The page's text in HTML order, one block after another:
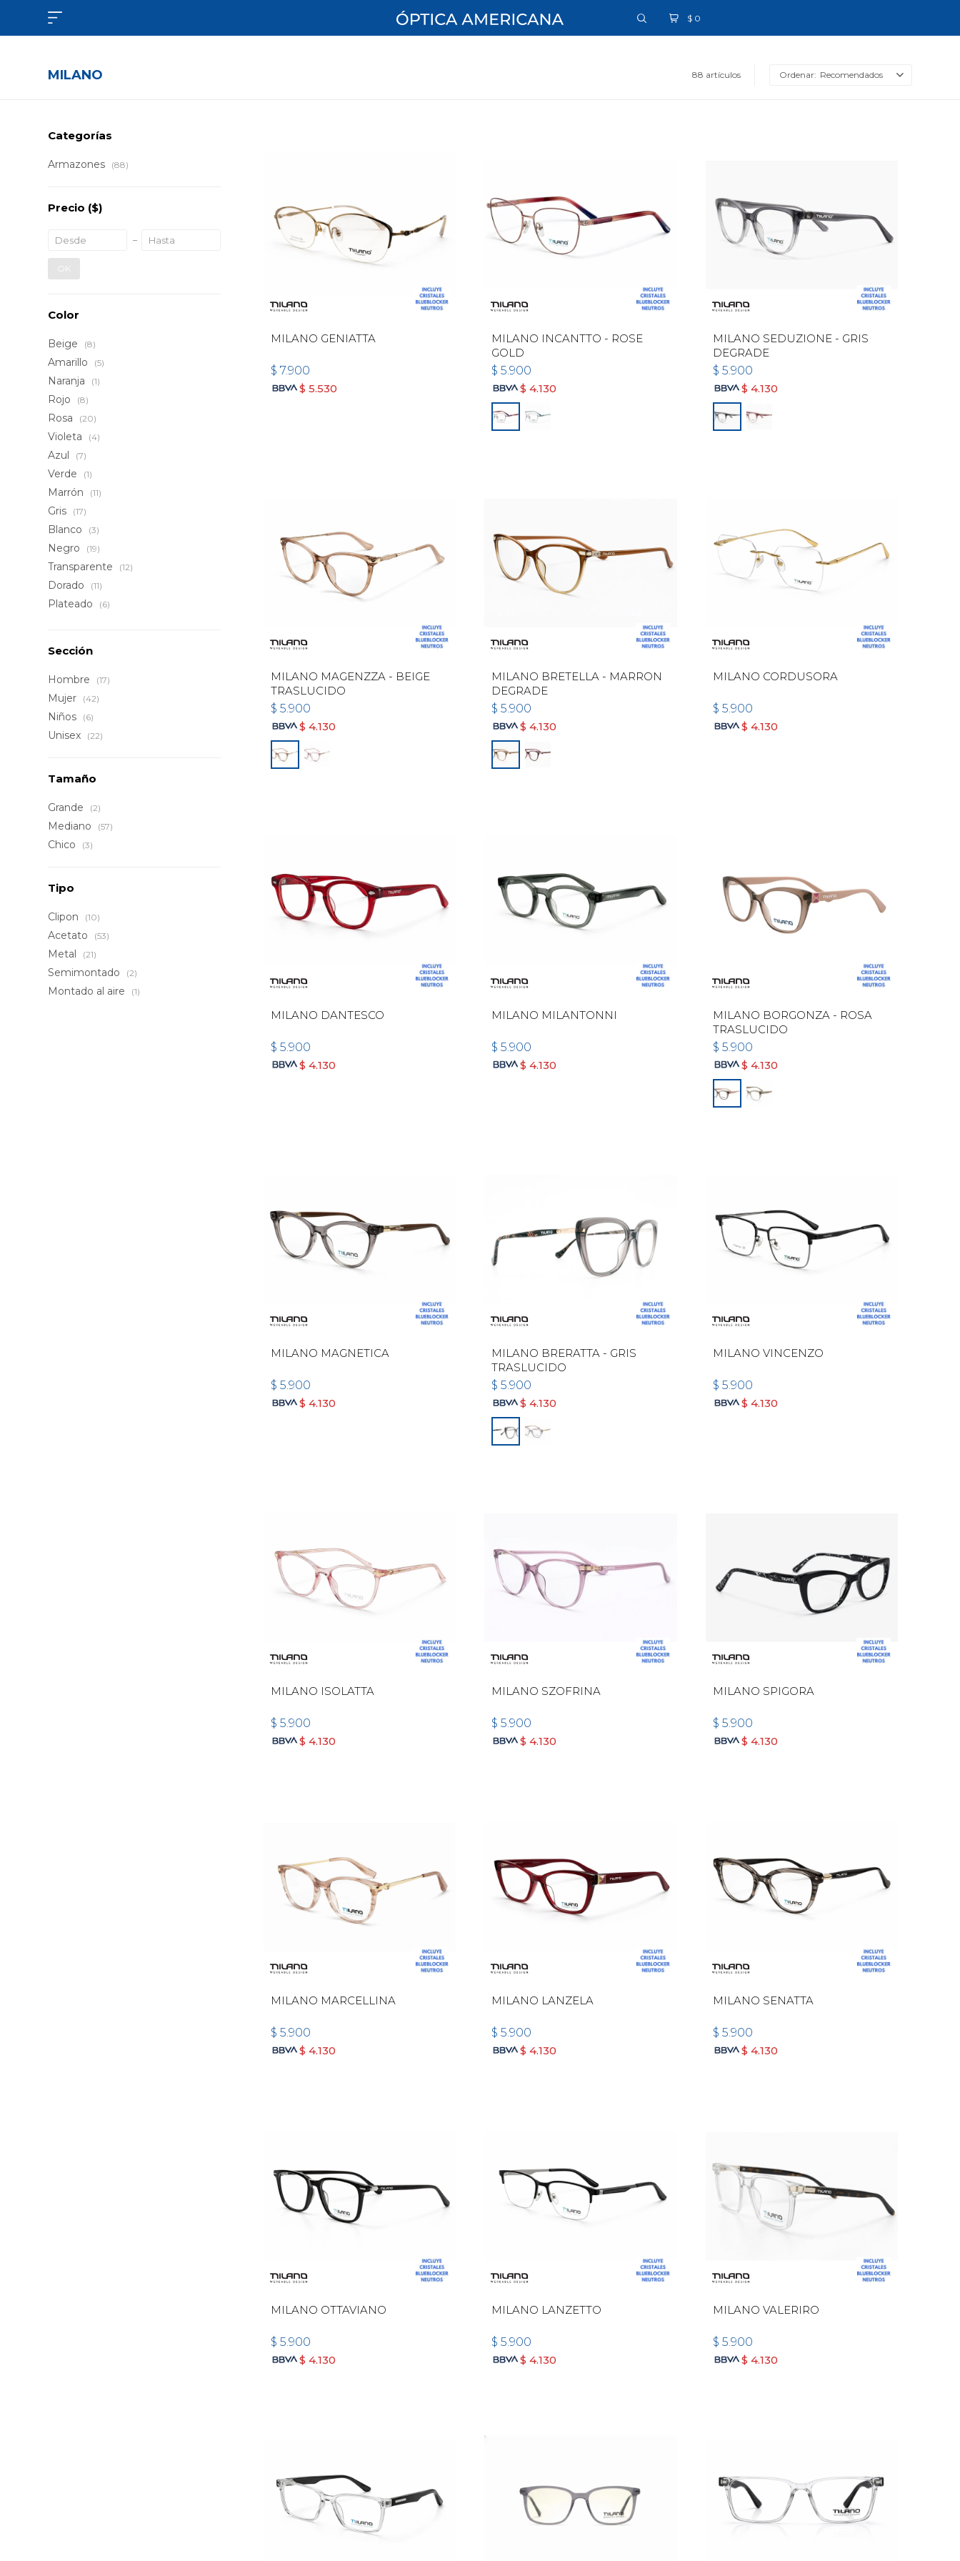
$ 0

MILANO 88 artículos Recomendados
MILANO GENIATTA
$ 7.900
$ 5.530
MILANO INCANTTO - ROSE
GOLD
$ 5.900
$ 4.130
MILANO SEDUZIONE - GRIS
DEGRADE
$ 5.900
$ 4.130
MILANO MAGENZZA - BEIGE
TRASLUCIDO
$ 5.900
$ 4.130
MILANO BRETELLA - MARRON
DEGRADE
$ 5.900
$ 4.130
MILANO CORDUSORA
$ 5.900
$ 4.130
MILANO DANTESCO
$ 5.900
$ 4.130
MILANO MILANTONNI
$ 5.900
$ 4.130
MILANO BORGONZA - ROSA
TRASLUCIDO
$ 5.900
$ 4.130
MILANO MAGNETICA
$ 5.900
$ 4.130
MILANO BRERATTA - GRIS
TRASLUCIDO
$ 5.900
$ 4.130
MILANO VINCENZO
$ 5.900
$ 4.130
MILANO ISOLATTA
$ 5.900
$ 4.130
MILANO SZOFRINA
$ 5.900
$ 4.130
MILANO SPIGORA
$ 5.900
$ 4.130
MILANO MARCELLINA
$ 5.900
$ 4.130
MILANO LANZELA
$ 5.900
$ 4.130
MILANO SENATTA
$ 5.900
$ 4.130
MILANO OTTAVIANO
$ 5.900
$ 4.130
MILANO LANZETTO
$ 5.900
$ 4.130
MILANO VALERIRO
$ 5.900
$ 4.130
Categorías
Armazones (88)
Precio ($)
OK
Color
Beige (8)
Amarillo (5)
Naranja (1)
Rojo (8)
Rosa (20)
Violeta (4)
Azul (7)
Verde (1)
Marrón (11)
Gris (17)
Blanco (3)
Negro (19)
Transparente (12)
Dorado (11)
Plateado (6)
Sección
Hombre (17)
Mujer (42)
Niños (6)
Unisex (22)
Tamaño
Grande (2)
Mediano (57)
Chico (3)
Tipo
Clipon (10)
Acetato (53)
Metal (21)
Semimontado (2)
Montado al aire (1)